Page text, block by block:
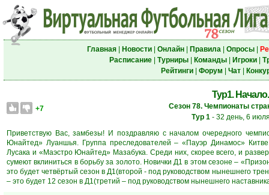
Главная| Новости| Онлайн| Правила| Опросы|
Расписание| Турниры| Команды| Игроки|
Рейтинги| Форум Чат|
Тур1. Начало.
+7
Сезон 78. Чемпионаты
Тур 1 - 32 день, 6
Приветствую Вас, замбезы! И поздравляю с началом очередного
Юнайтед» Луаншья. Группа преследователей – «Пауэр Динамос»
Лусака и «Маэстро Юнайтед» Мазабука. Среди них, скорее всего, и
сумеют вклиниться в борьбу за золото. Новички Д1 в этом сезоне –
это будет четвёртый сезон в Д1(второй - под руководством нынешнего
– это будет 12 сезон в Д1(третий – под руководством нынешнего